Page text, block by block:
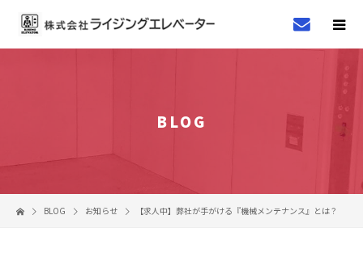
BLOG
BLOG お知らせ 【求人中】弊社が手がける『機械メンテナンス』とは？